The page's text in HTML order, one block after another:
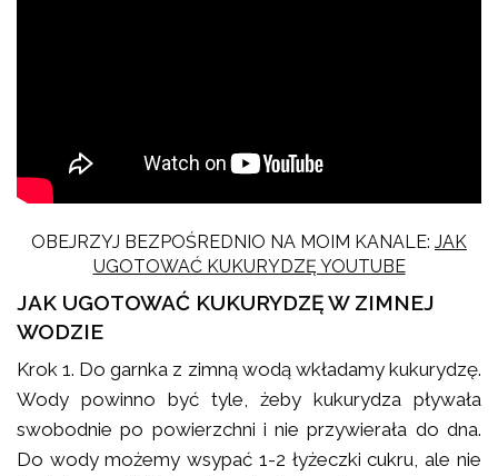
OBEJRZYJ BEZPOŚREDNIO NA MOIM KANALE: JAK
UGOTOWAĆ KUKURYDZĘ YOUTUBE
JAK UGOTOWAĆ KUKURYDZĘ W ZIMNEJ
WODZIE
Krok 1. Do garnka z zimną wodą wkładamy kukurydzę.
Wody powinno być tyle, żeby kukurydza pływała
swobodnie po powierzchni i nie przywierała do dna.
Do wody możemy wsypać 1-2 łyżeczki cukru, ale nie